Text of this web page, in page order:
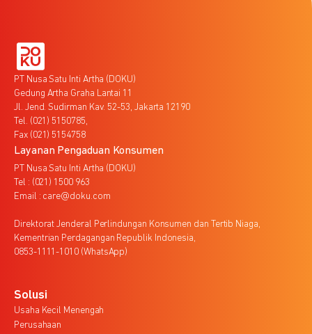
PT Nusa Satu Inti Artha (DOKU)
Gedung Artha Graha Lantai 11
Jl. Jend. Sudirman Kav. 52-53, Jakarta 12190
Tel. (021) 5150785,
Fax (021) 5154758
Layanan Pengaduan Konsumen
PT Nusa Satu Inti Artha (DOKU)
Tel : (021) 1500 963
Email : care@doku.com
Direktorat Jenderal Perlindungan Konsumen dan Tertib Niaga,
Kementrian Perdagangan Republik Indonesia,
0853-1111-1010 (WhatsApp)
Solusi
Usaha Kecil Menengah
Perusahaan